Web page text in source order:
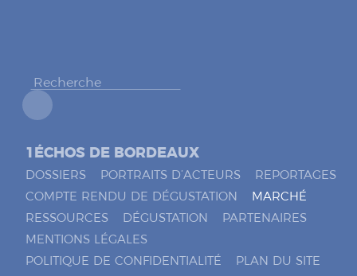
1ÉCHOS DE BORDEAUX
DOSSIERS PORTRAITS D’ACTEURS
REPORTAGES
COMPTE RENDU DE DÉGUSTATION
MARCHÉ
RESSOURCES
DÉGUSTATION
PARTENAIRES
MENTIONS LÉGALES
POLITIQUE DE CONFIDENTIALITÉ
PLAN DU SITE